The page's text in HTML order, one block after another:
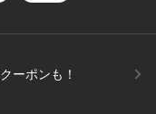
ーポンも！